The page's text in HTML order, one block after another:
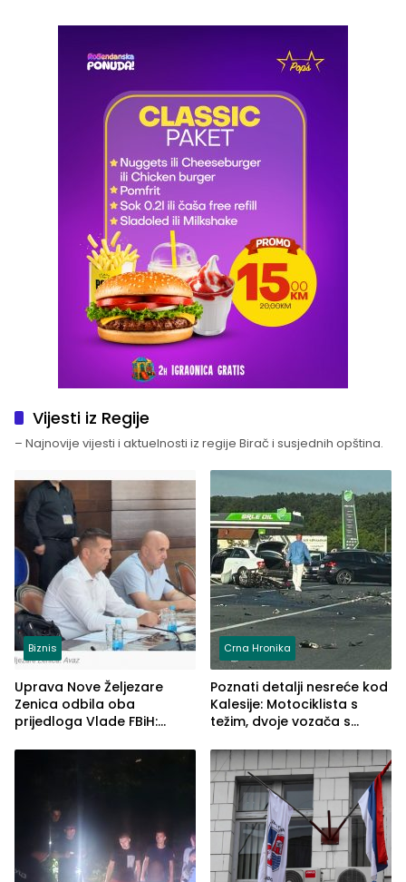
Vijesti iz Regije
– Najnovije vijesti i aktuelnosti iz regije Birač i susjednih opština.
Biznis
Uprava Nove Željezare
Zenica odbila oba
prijedloga Vlade FBiH:
rješenje
Crna Hronika
Poznati detalji nesreće kod
Kalesije: Motociklista s
težim, dvoje vozača s